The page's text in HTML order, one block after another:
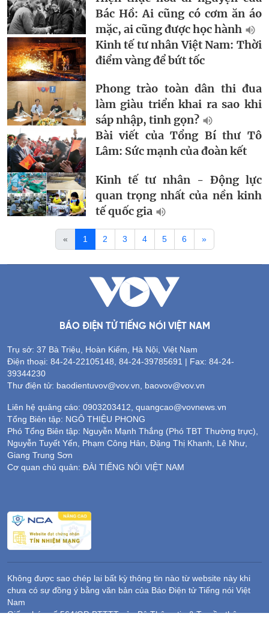
Bác Hồ: Ai cũng có cơm ăn áo
mặc, ai cũng được học hành
Kinh tế tư nhân Việt Nam: Thời
điểm vàng để bứt tốc
Phong trào toàn dân thi đua
làm giàu triển khai ra sao khi
sáp nhập, tinh gọn?
Bài viết của Tổng Bí thư Tô
Lâm: Sức mạnh của đoàn kết
Kinh tế tư nhân - Động lực
quan trọng nhất của nền kinh
tế quốc gia
« 1 2 3 4 5 6 »
BÁO ĐIỆN TỬ TIẾNG NÓI VIỆT NAM
Trụ sở: 37 Bà Triệu, Hoàn Kiếm, Hà Nội, Việt Nam
Điện thoại: 84-24-22105148, 84-24-39785691 | Fax: 84-24-
39344230
Thư điện tử: baodientuvov@vov.vn, baovov@vov.vn
Liên hệ quảng cáo: 0903203412, quangcao@vovnews.vn
Tổng Biên tập: NGÔ THIỆU PHONG
Phó Tổng Biên tập: Nguyễn Mạnh Thắng (Phó TBT Thường trực),
Nguyễn Tuyết Yến, Phạm Công Hân, Đặng Thị Khanh, Lê Như,
Giang Trung Sơn
Cơ quan chủ quản: ĐÀI TIẾNG NÓI VIỆT NAM
Không được sao chép lại bất kỳ thông tin nào từ website này khi
chưa có sự đồng ý bằng văn bản của Báo Điện tử Tiếng nói Việt
Nam
Giấy phép số 564/GP-BTTTT của Bộ Thông tin & Truyền thông